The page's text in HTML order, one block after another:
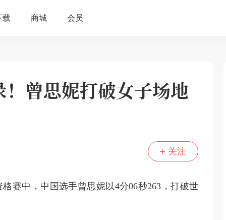
曾思妮打破女子场地
关注
格赛中，中国选手曾思妮以4分06秒263，打破世